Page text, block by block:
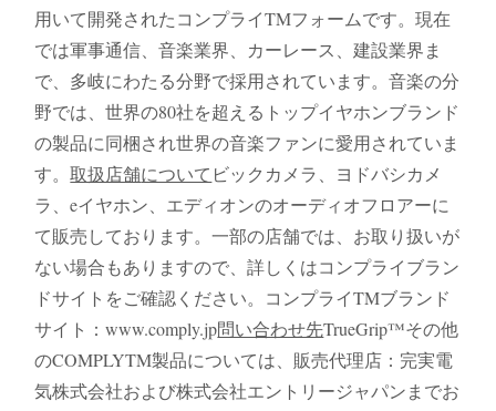
用いて開発されたコンプライTMフォームです。現在
では軍事通信、音楽業界、カーレース、建設業界ま
で、多岐にわたる分野で採用されています。音楽の分
野では、世界の80社を超えるトップイヤホンブランド
の製品に同梱され世界の音楽ファンに愛用されていま
す。取扱店舗について ビックカメラ、ヨドバシカメ
ラ、eイヤホン、エディオンのオーディオフロアーに
て販売しております。一部の店舗では、お取り扱いが
ない場合もありますので、詳しくはコンプライブラン
ドサイトをご確認ください。コンプライTMブランド
サイト：www.comply.jp問い合わせ先TrueGrip™その他
のCOMPLYTM製品については、販売代理店：完実電
気株式会社および株式会社エントリージャパンまでお